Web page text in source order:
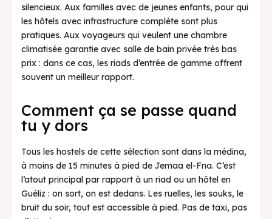
silencieux. Aux familles avec de jeunes enfants, pour qui
les hôtels avec infrastructure complète sont plus
pratiques. Aux voyageurs qui veulent une chambre
climatisée garantie avec salle de bain privée très bas
prix : dans ce cas, les riads d’entrée de gamme offrent
souvent un meilleur rapport.
Comment ça se passe quand
tu y dors
Tous les hostels de cette sélection sont dans la médina,
à moins de 15 minutes à pied de Jemaa el-Fna. C’est
l’atout principal par rapport à un riad ou un hôtel en
Guéliz : on sort, on est dedans. Les ruelles, les souks, le
bruit du soir, tout est accessible à pied. Pas de taxi, pas